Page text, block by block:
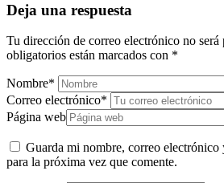
Deja una respuesta
Tu dirección de correo electrónico no será
obligatorios están marcados con *
Nombre*
Correo electrónico*
Página web
Guarda mi nombre, correo electrónico
para la próxima vez que comente.